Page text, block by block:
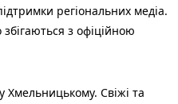
регіональних медіа.
з офіційною
Свіжі та